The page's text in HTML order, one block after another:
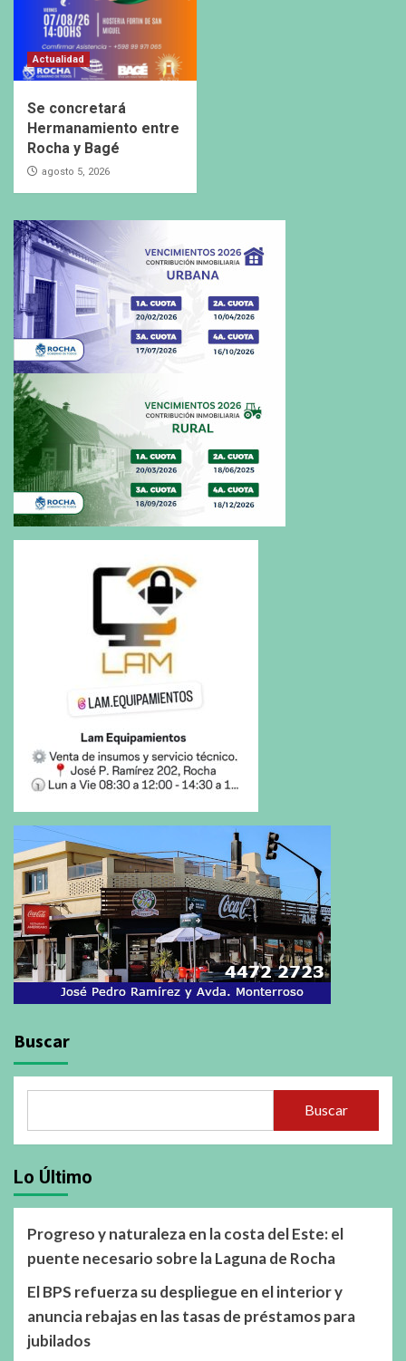
Actualidad
Se concretará
Hermanamiento entre
Rocha y Bagé
agosto 5, 2026
Buscar
Buscar
Lo Último
Progreso y naturaleza en la costa del Este: el
puente necesario sobre la Laguna de Rocha
El BPS refuerza su despliegue en el interior y
anuncia rebajas en las tasas de préstamos para
jubilados